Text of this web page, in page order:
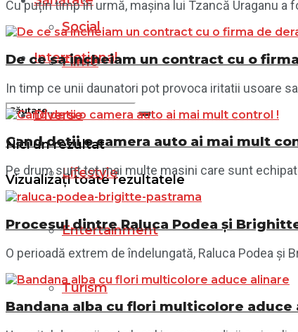
Social
Filme
Nici un rezultat
Vizualizați toate rezultatele
Internațional
Diverse
Lifestyle
Entertainment
Turism
Cu puțin timp în urmă, mașina lui Tzancă Uraganu
De ce sa incheiam un contract cu o
In timp ce unii daunatori pot provoca iritatii usoare
Cand detii o camera auto ai mai mult
Pe drum sunt tot mai multe masini care sunt
Procesul dintre Raluca Podea și
O perioadă extrem de îndelungată, Raluca Podea și
Bandana alba cu flori multicolore aduce